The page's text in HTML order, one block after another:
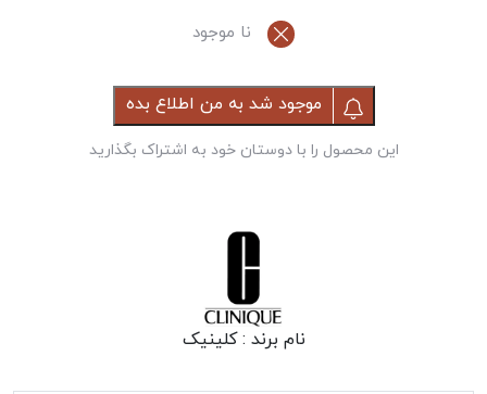
نا موجود
موجود شد به من اطلاع بده
این محصول را با دوستان خود به اشتراک بگذارید
نام برند :کلینیک